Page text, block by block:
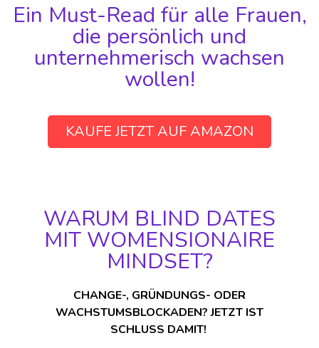
Ein Must-Read für alle Frauen,
die persönlich und
unternehmerisch wachsen
wollen!
KAUFE JETZT AUF AMAZON
WARUM BLIND DATES
MIT WOMENSIONAIRE
MINDSET?
CHANGE-, GRÜNDUNGS- ODER
WACHSTUMSBLOCKADEN? JETZT IST
SCHLUSS DAMIT!